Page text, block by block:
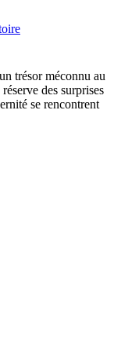
trésor méconnu au
des surprises
se rencontrent